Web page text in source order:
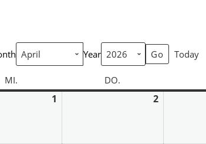
Year Today
MI. DO.
1 2